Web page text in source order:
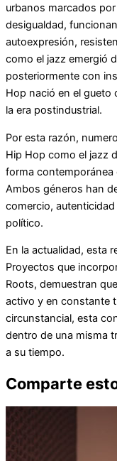
urbanos marcados
desigualdad,
autoexpresión,
como el jazz emergió
posteriormente con
Hop nació en el gueto
la era postindustrial.
Por esta razón,
Hip Hop como el jazz
forma contemporánea
Ambos géneros han
comercio,
político.
En la actualidad, esta
Proyectos que
Roots, demuestran
activo y en constante
circunstancial, esta
dentro de una misma
a su tiempo.
Comparte